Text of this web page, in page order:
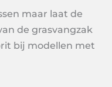
maar laat de
de grasvangzak
bij modellen met